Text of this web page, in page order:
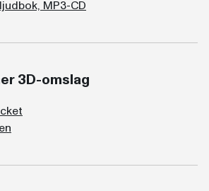
MP3-CD
3D-omslag